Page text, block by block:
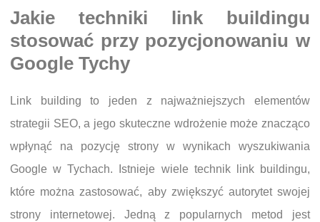
Jakie techniki link buildingu
stosować przy pozycjonowaniu w
Google Tychy
Link building to jeden z najważniejszych elementów
strategii SEO, a jego skuteczne wdrożenie może znacząco
wpłynąć na pozycję strony w wynikach wyszukiwania
Google w Tychach. Istnieje wiele technik link buildingu,
które można zastosować, aby zwiększyć autorytet swojej
strony internetowej. Jedną z popularnych metod jest